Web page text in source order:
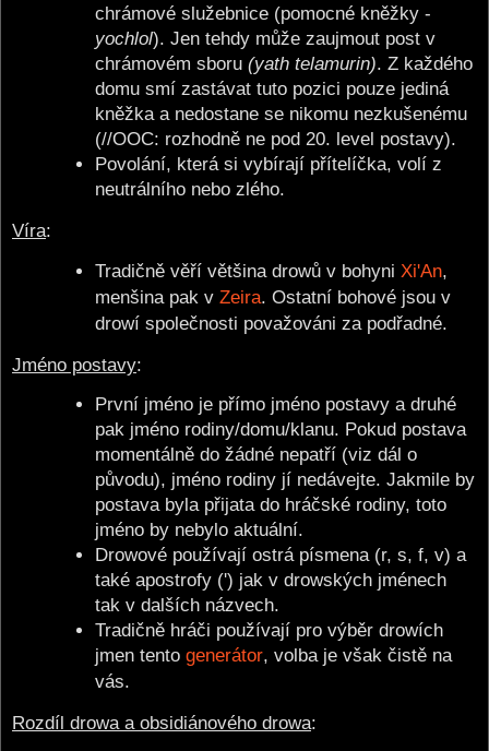
chrámové služebnice (pomocné kněžky -
yochlol). Jen tehdy může zaujmout post v
chrámovém sboru(yath telamurin). Z každého
domu smí zastávat tuto pozici pouze jediná
kněžka a nedostane se nikomu nezkušenému
(//OOC: rozhodně ne pod 20. level postavy).
Povolání, která si vybírají přítelíčka, volí z
neutrálního nebo zlého.
Víra:
Tradičně věří většina drowů v bohyni Xi'An,
menšina pak vZeira. Ostatní bohové jsou v
drowí společnosti považováni za podřadné.
Jméno postavy:
První jméno je přímo jméno postavy a druhé
pak jméno rodiny/domu/klanu. Pokud postava
momentálně do žádné nepatří (viz dál o
původu), jméno rodiny jí nedávejte. Jakmile by
postava byla přijata do hráčské rodiny, toto
jméno by nebylo aktuální.
Drowové používají ostrá písmena (r, s, f, v) a
také apostrofy (') jak v drowských jménech
tak v dalších názvech.
Tradičně hráči používají pro výběr drowích
jmen tentogenerátor, volba je však čistě na
vás.
Rozdíl drowa a obsidiánového drowa: